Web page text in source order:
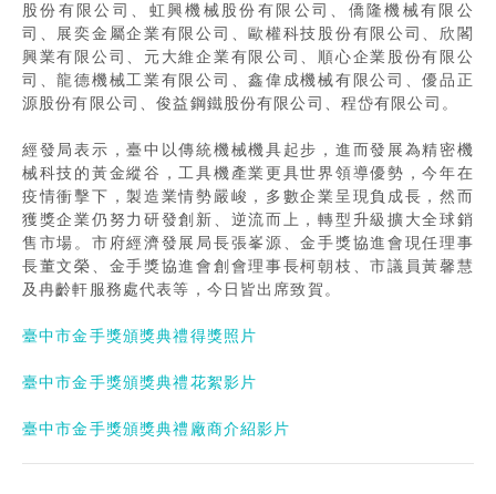
股份有限公司、虹興機械股份有限公司、僑隆機械有限公
司、展奕金屬企業有限公司、歐權科技股份有限公司、欣閣
興業有限公司、元大維企業有限公司、順心企業股份有限公
司、龍德機械工業有限公司、鑫偉成機械有限公司、優品正
源股份有限公司、俊益鋼鐵股份有限公司、程岱有限公司。
經發局表示，臺中以傳統機械機具起步，進而發展為精密機
械科技的黃金縱谷，工具機產業更具世界領導優勢，今年在
疫情衝擊下，製造業情勢嚴峻，多數企業呈現負成長，然而
獲獎企業仍努力研發創新、逆流而上，轉型升級擴大全球銷
售市場。市府經濟發展局長張峯源、金手獎協進會現任理事
長董文榮、金手獎協進會創會理事長柯朝枝、市議員黃馨慧
及冉齡軒服務處代表等，今日皆出席致賀。
臺中市金手獎頒獎典禮得獎照片
臺中市金手獎頒獎典禮花絮影片
臺中市金手獎頒獎典禮廠商介紹影片